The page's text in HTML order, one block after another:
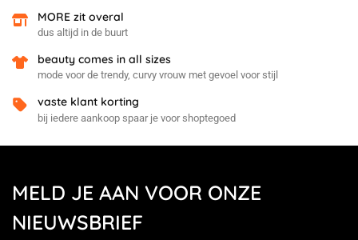
MORE zit overal
dus altijd in de buurt
beauty comes in all sizes
mode voor de trendy, curvy vrouw met gevoel voor stijl
vaste klant korting
bij iedere aankoop spaar je voor shoptegoed
MELD JE AAN VOOR ONZE
NIEUWSBRIEF